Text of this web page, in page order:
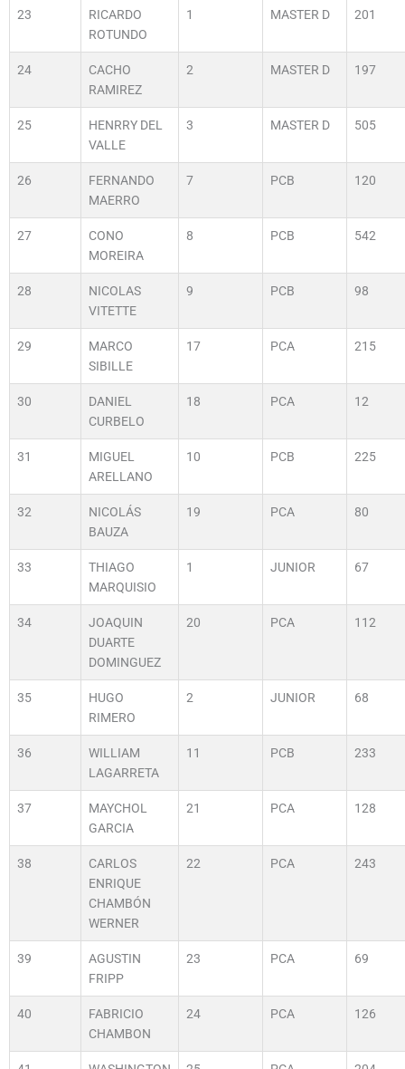
23
RICARDO
ROTUNDO
1 MASTER D 201
24
CACHO
RAMIREZ
2 MASTER D 197
25
HENRRY DEL
VALLE
3 MASTER D 505
26
FERNANDO
MAERRO
7 PCB 120
27
CONO
MOREIRA
8 PCB 542
28
NICOLAS
VITETTE
9 PCB 98
29
MARCO
SIBILLE
17 PCA 215
30
DANIEL
CURBELO
18 PCA 12
31
MIGUEL
ARELLANO
10 PCB 225
32
NICOLÁS
BAUZA
19 PCA 80
33
THIAGO
MARQUISIO
1 JUNIOR 67
34
JOAQUIN
DUARTE
DOMINGUEZ
20 PCA 112
35
HUGO
RIMERO
2 JUNIOR 68
36
WILLIAM
LAGARRETA
11 PCB 233
37
MAYCHOL
GARCIA
21 PCA 128
38
CARLOS
ENRIQUE
CHAMBÓN
WERNER
22 PCA 243
39
AGUSTIN
FRIPP
23 PCA 69
40
FABRICIO
CHAMBON
24 PCA 126